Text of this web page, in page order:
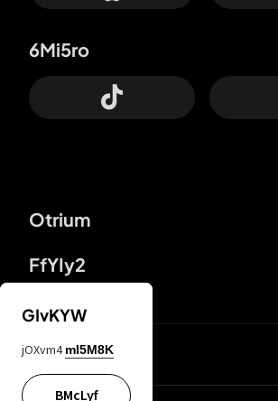
Otrium
FfYIy2
6Mi5ro
DDcvSo
GIvKYW
jOXvm4 mI5M8K
BMcLyf